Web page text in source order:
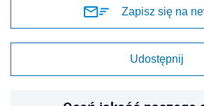
Zapisz się na
Udostępnij